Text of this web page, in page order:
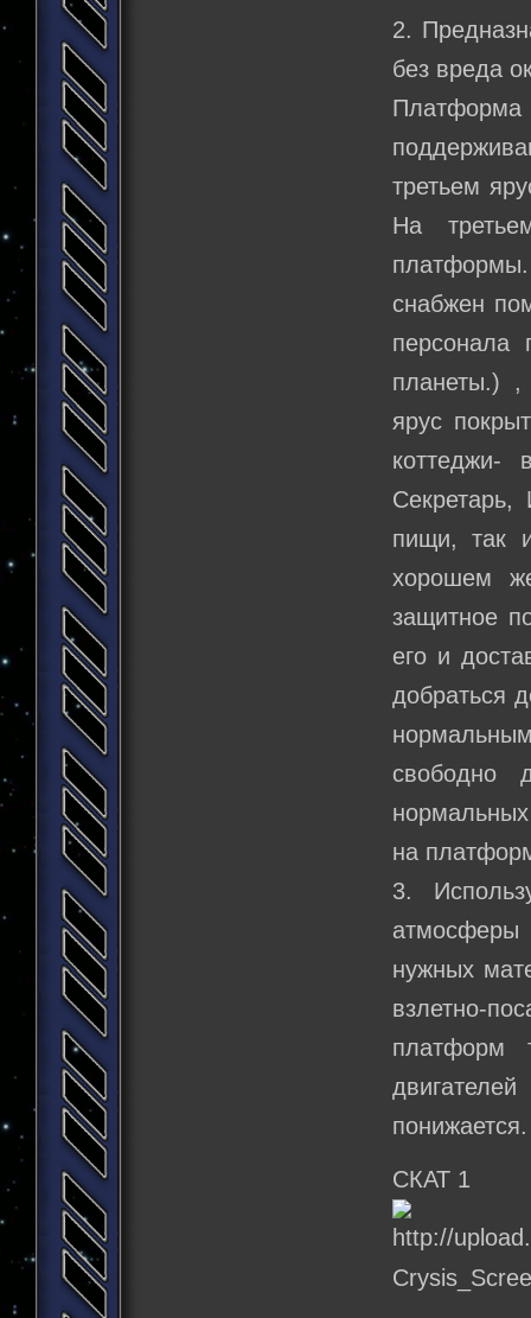
2.
без вреда
Платформа
третьем
На
снабжен
планеты.) ,
ярус
коттеджи-
пищи, так
хорошем
защитное
его и
добраться
свободно
на
3.
атмосферы
нужных
взлетно-
платформ
понижается.
CКАТ 1